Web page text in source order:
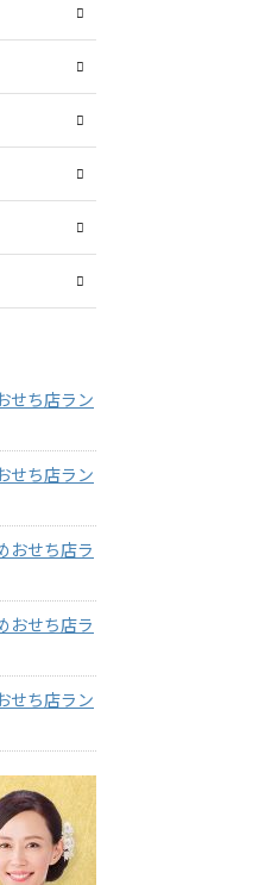
せち店ラン
せち店ラン
おせち店ラ
おせち店ラ
せち店ラン